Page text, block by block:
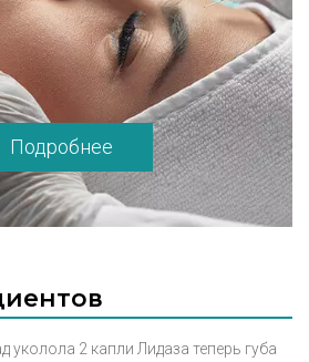
Подробнее
уколола 2 капли Лидаза теперь губа